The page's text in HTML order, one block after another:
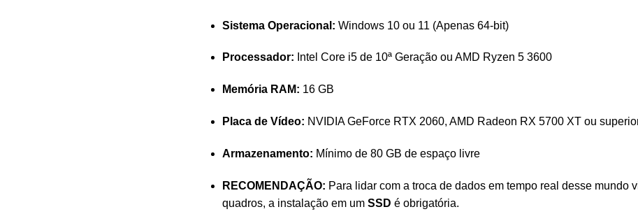
Sistema Operacional: Windows 10 ou 11 (Apenas 64-bit)
Processador: Intel Core i5 de 10ª Geração ou AMD Ryzen 5 3600
Memória RAM: 16 GB
Placa de Vídeo: NVIDIA GeForce RTX 2060, AMD Radeon RX 5700 XT ou
Armazenamento: Mínimo de 80 GB de espaço livre
RECOMENDAÇÃO: Para lidar com a troca de dados em tempo real desse mundo
quadros, a instalação em um SSD é obrigatória.